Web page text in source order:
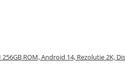
ROM, Android 14, Rezolutie 2K,